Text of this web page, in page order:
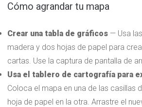
Cómo agrandar tu mapa
Crear una tabla de gráficos — Usa
madera y dos hojas de papel para
cartas. Use la captura de pantalla de
Usa el tablero de cartografía para
Coloca el mapa en una de las casillas
hoja de papel en la otra. Arrastre el